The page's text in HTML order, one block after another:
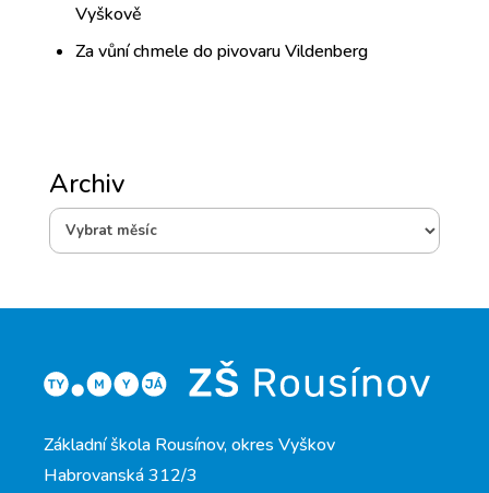
Vyškově
Za vůní chmele do pivovaru Vildenberg
ArchivArchiv
Základní škola Rousínov, okres Vyškov
Habrovanská 312/3